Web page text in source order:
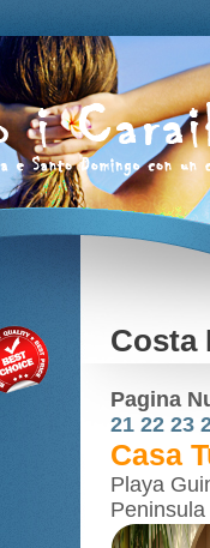
Costa
Pagina
21 22 23
Casa
Playa